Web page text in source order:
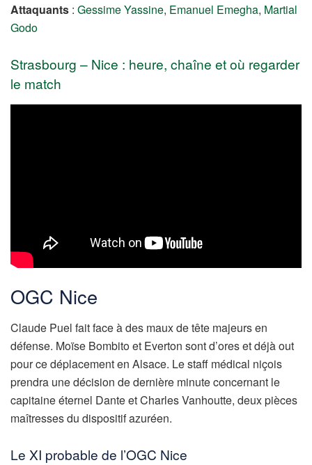
Attaquants : Gessime Yassine, Emanuel Emegha, Martial
Godo
Strasbourg – Nice : heure, chaîne et où regarder
le match
OGC Nice
Claude Puel fait face à des maux de tête majeurs en
défense. Moïse Bombito et Everton sont d’ores et déjà out
pour ce déplacement en Alsace. Le staff médical niçois
prendra une décision de dernière minute concernant le
capitaine éternel Dante et Charles Vanhoutte, deux pièces
maîtresses du dispositif azuréen.
Le XI probable de l’OGC Nice